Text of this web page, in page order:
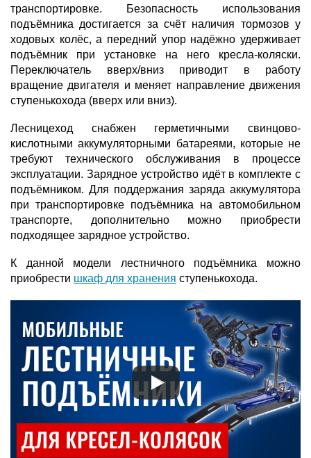
транспортировке. Безопасность использования
подъёмника достигается за счёт наличия тормозов у
ходовых колёс, а передний упор надёжно удерживает
подъёмник при установке на него кресла-коляски.
Переключатель вверх/вниз приводит в работу
вращение двигателя и меняет направление движения
ступенькохода (вверх или вниз).
Лесницеход снабжен герметичными свинцово-
кислотными аккумуляторными батареями, которые не
требуют технического обслуживания в процессе
эксплуатации. Зарядное устройство идёт в комплекте с
подъёмником. Для поддержания заряда аккумулятора
при транспортировке подъёмника на автомобильном
транспорте, дополнительно можно приобрести
подходящее зарядное устройство.
К данной модели лестничного подъёмника можно
приобрести шкаф для хранения ступенькохода.